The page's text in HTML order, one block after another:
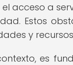
el acceso a
Estos
y
es